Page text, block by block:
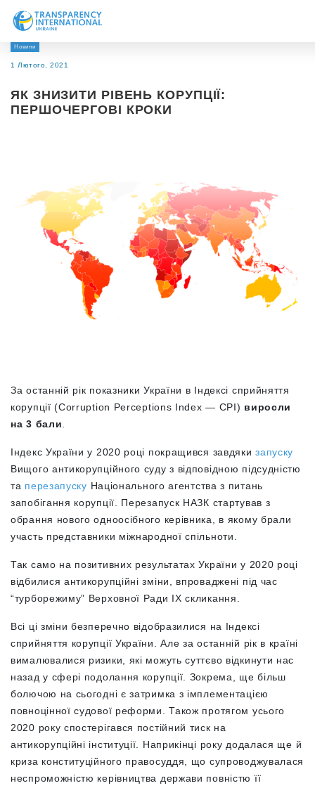
Про нас
Дослідження
Новини
1 Лютого, 2021
ЯК ЗНИЗИТИ РІВЕНЬ КОРУПЦІЇ:
ПЕРШОЧЕРГОВІ КРОКИ
За останній рік показники України в Індексі сприйняття
корупції (Corruption Perceptions Index — CPI) виросли
на 3 бали.
Індекс України у 2020 році покращився завдякизапуску
Вищого антикорупційного суду з відповідною підсудністю
та перезапуску Національного агентства з питань
запобігання корупції. Перезапуск НАЗК стартував з
обрання нового одноосібного керівника, в якому брали
участь представники міжнародної спільноти.
Так само на позитивних результатах України у 2020 році
відбилися антикорупційні зміни, впроваджені під час
“турборежиму” Верховної Ради IX скликання.
Всі ці зміни безперечно відобразилися на Індексі
сприйняття корупції України. Але за останній рік в країні
вималювалися ризики, які можуть суттєво відкинути нас
назад у сфері подолання корупції. Зокрема, ще більш
болючою на сьогодні є затримка з імплементацією
повноцінної судової реформи. Також протягом усього
2020 року спостерігався постійний тиск на
антикорупційні інституції. Наприкінці року додалася ще й
криза конституційного правосуддя, що супроводжувалася
неспроможністю керівництва держави повністю її